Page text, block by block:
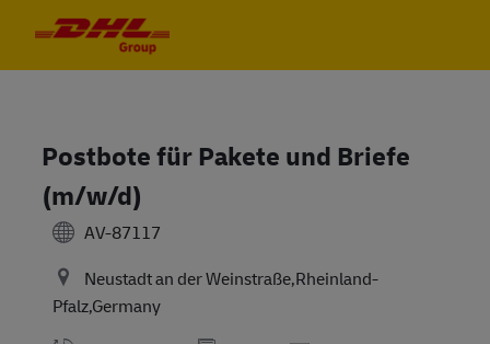
Postbote für Pakete und Briefe
(m/w/d)
AV-87117
Neustadt an der Weinstraße,Rheinland-
Pfalz,Germany